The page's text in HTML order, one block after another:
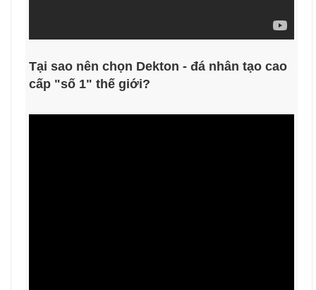
Tại sao nên chọn Dekton - đá nhân tạo cao
cấp "số 1" thế giới?